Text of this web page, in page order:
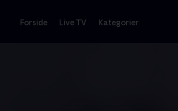
Forside Live TV Kategorier